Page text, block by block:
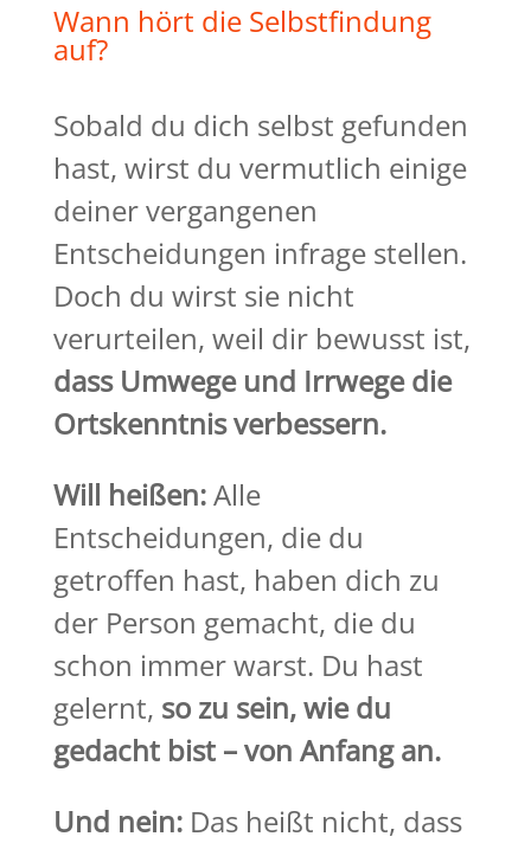
Wann hört die Selbstfindung
auf?
Sobald du dich selbst gefunden
hast, wirst du vermutlich einige
deiner vergangenen
Entscheidungen infrage stellen.
Doch du wirst sie nicht
verurteilen, weil dir bewusst ist,
dass Umwege und Irrwege die
Ortskenntnis verbessern.
Will heißen:Alle
Entscheidungen, die du
getroffen hast, haben dich zu
der Person gemacht, die du
schon immer warst. Du hast
gelernt, so zu sein, wie du
gedacht bist – von Anfang an.
Und nein:Das heißt nicht, dass